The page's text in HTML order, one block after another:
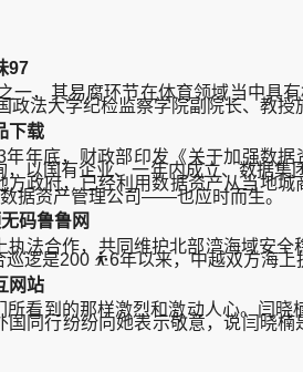
97
其易腐环节在体育领域当中具有
政法大学纪检监察学院副院长、教
下载
底，财政部印发《关于加强数据
以国有企业、一年内成立、数据
方政府，已经利用数据资产从当地
据资产管理公司——也应时而生。
码鲁鲁网
合作，共同维护北部湾海域安全
逻是200 ⛹6年以来，中越双方海
网站
到的那样激烈和激动人心。闫晓
国同行纷纷向她表示敬意，说闫晓